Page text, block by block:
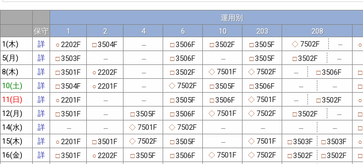
運用別
保守
1 2 4 6 10 203 208
1(木)
詳 ○2202F □3504F ─ □3506F □3502F □3505F ◇ 7502F ─ ○
5(月)
詳 □3503F ─ ─ □3506F ─ □3505F □3502F ─
8(木)
詳 □3501F ○2202F ─ □3502F ◇ 7501F ◇ 7502F ─ □3506F □
10(土)
詳 □3504F ○2201F ─ ◇ 7502F □3505F □3506F ─ ─ □
11(日)
詳 ○2201F ─ ─ □3505F □3506F ◇ 7501F ─ □3502F ○
12(月)
詳 □3501F ─ □3505F □3506F ◇ 7501F ◇ 7502F □3502F ─ □
14(水)
詳 ─ ─ ◇ 7501F ◇ 7502F ─ ─ ─ ─ □
15(木)
詳 ○2201F □3501F ◇ 7502F □3505F ─ ◇ 7501F □3503F □3503F ○
16(金)
詳 □3501F ○2202F □3505F □3506F ◇ 7501F ◇ 7502F □3502F □3502F □